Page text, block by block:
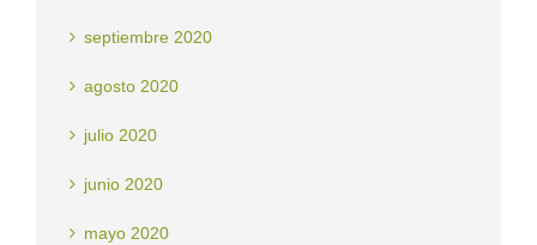
septiembre 2020
agosto 2020
julio 2020
junio 2020
mayo 2020